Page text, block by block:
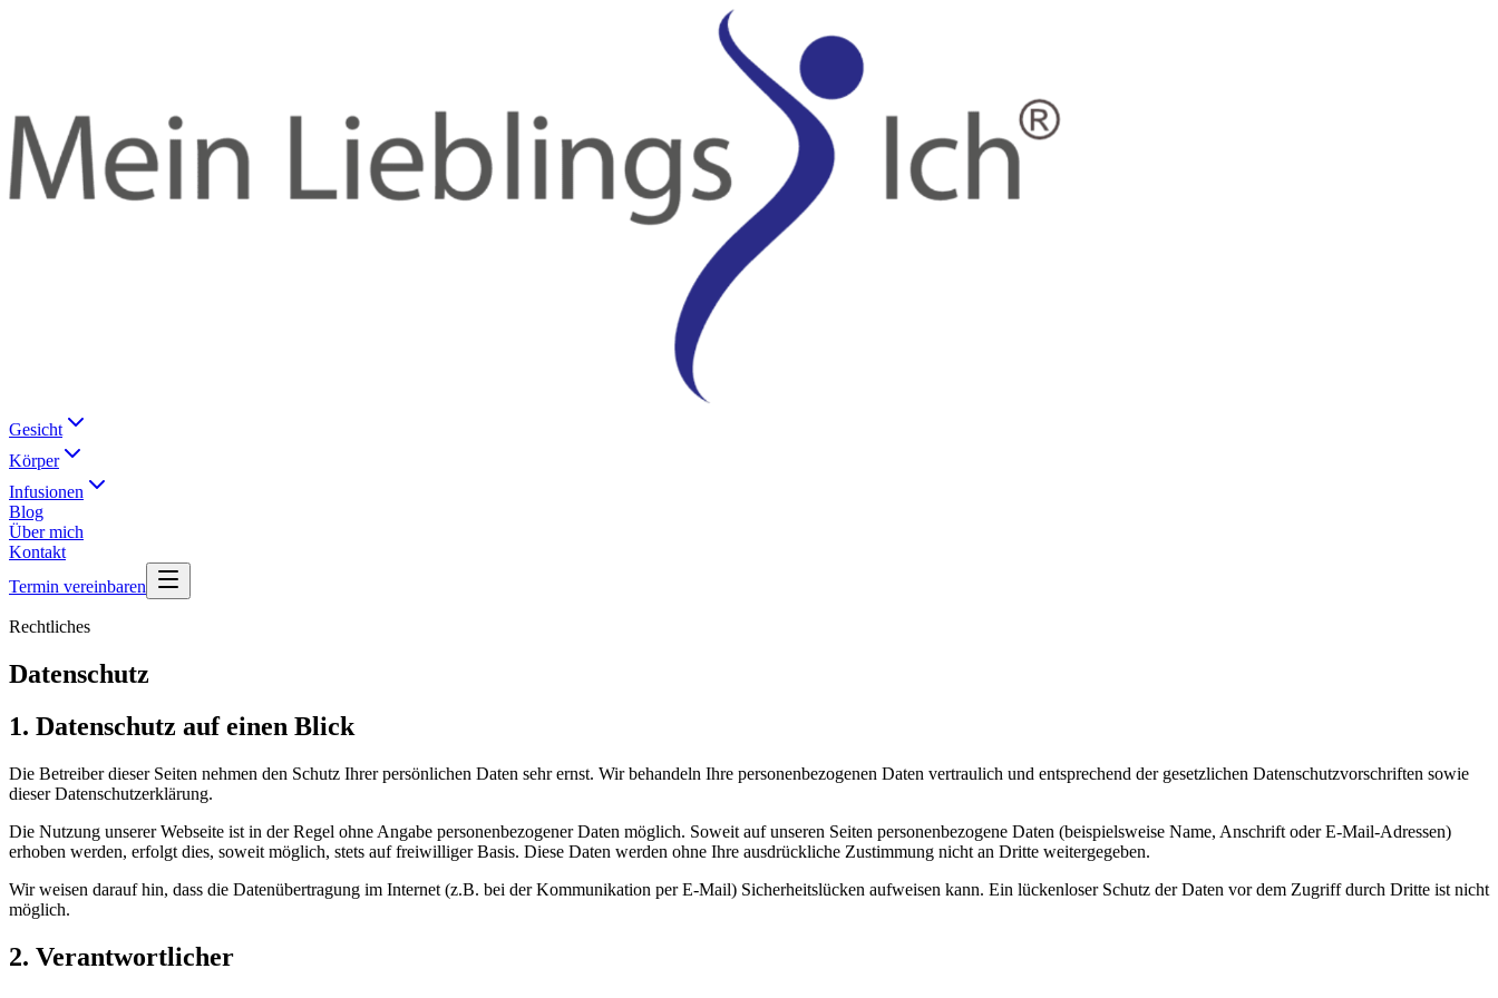
Gesicht
Körper
Infusionen
Blog
Über mich
Kontakt
Termin vereinbaren
Rechtliches
Datenschutz
1. Datenschutz auf einen Blick
Die Betreiber dieser Seiten nehmen den Schutz Ihrer persönlichen Daten sehr ernst. Wir behandeln Ihre personenbezogenen Daten vertraulich und entsprechend der gesetzlichen Datenschutzvorschriften sowie
dieser Datenschutzerklärung.
Die Nutzung unserer Webseite ist in der Regel ohne Angabe personenbezogener Daten möglich. Soweit auf unseren Seiten personenbezogene Daten (beispielsweise Name, Anschrift oder E-Mail-Adressen)
erhoben werden, erfolgt dies, soweit möglich, stets auf freiwilliger Basis. Diese Daten werden ohne Ihre ausdrückliche Zustimmung nicht an Dritte weitergegeben.
Wir weisen darauf hin, dass die Datenübertragung im Internet (z.B. bei der Kommunikation per E-Mail) Sicherheitslücken aufweisen kann. Ein lückenloser Schutz der Daten vor dem Zugriff durch Dritte ist nicht
möglich.
2. Verantwortlicher